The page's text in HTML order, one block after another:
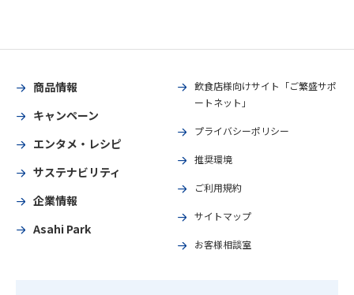
商品情報
キャンペーン
エンタメ・レシピ
サステナビリティ
企業情報
Asahi Park
飲食店様向けサイト「ご繁盛サポ
ートネット」
プライバシーポリシー
推奨環境
ご利用規約
サイトマップ
お客様相談室